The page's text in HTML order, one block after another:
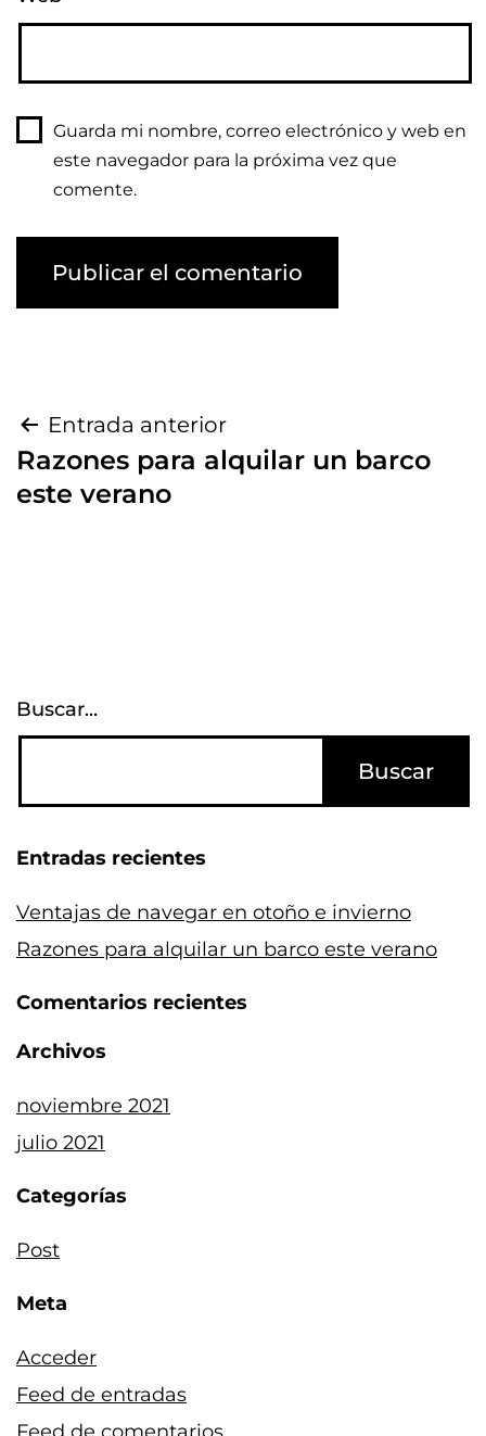
Guarda mi nombre, correo electrónico y web en
este navegador para la próxima vez que
comente.
Entrada anterior
Razones para alquilar un barco
este verano
Buscar...
Entradas recientes
Ventajas de navegar en otoño e invierno
Razones para alquilar un barco este verano
Comentarios recientes
Archivos
noviembre 2021
julio 2021
Categorías
Post
Meta
Acceder
Feed de entradas